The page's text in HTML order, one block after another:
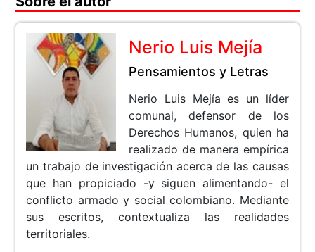
Nerio Luis Mejía
Pensamientos y Letras
Nerio Luis Mejía es un líder
comunal, defensor de los
Derechos Humanos, quien ha
realizado de manera empírica
un trabajo de investigación acerca de las causas
que han propiciado -y siguen alimentando- el
conflicto armado y social colombiano. Mediante
sus escritos, contextualiza las realidades
territoriales.